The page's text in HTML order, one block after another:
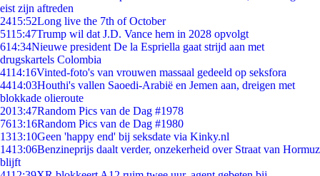
eist zijn aftreden
2415:52Long live the 7th of October
5115:47Trump wil dat J.D. Vance hem in 2028 opvolgt
614:34Nieuwe president De la Espriella gaat strijd aan met
drugskartels Colombia
4114:16Vinted-foto's van vrouwen massaal gedeeld op seksfora
4414:03Houthi's vallen Saoedi-Arabië en Jemen aan, dreigen met
blokkade olieroute
2013:47Random Pics van de Dag #1978
7613:16Random Pics van de Dag #1980
1313:10Geen 'happy end' bij seksdate via Kinky.nl
1413:06Benzineprijs daalt verder, onzekerheid over Straat van Hormuz
blijft